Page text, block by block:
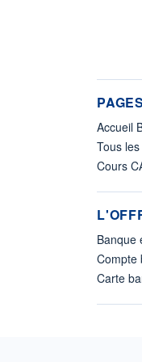
Accueil
Tous
Cours
Banque
Compte
Carte